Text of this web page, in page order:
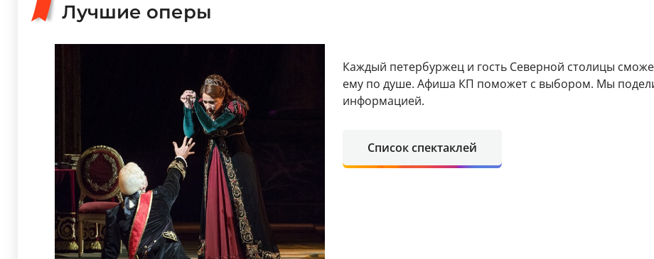
Лучшие оперы
Каждый петербуржец и гость Северной столицы
ему по душе. Афиша КП поможет с выбором. Мы
информацией.
Список спектаклей